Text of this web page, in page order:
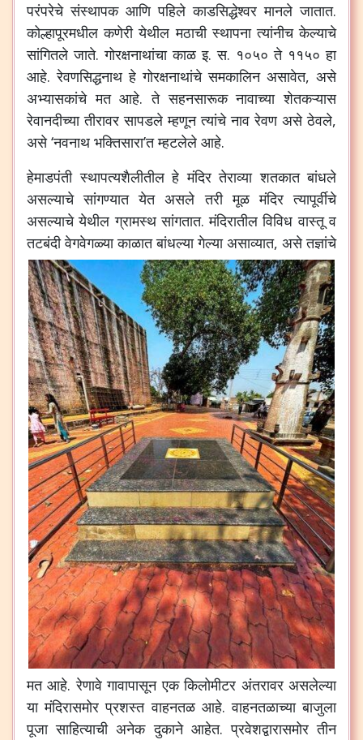
परंपरेचे संस्थापक आणि पहिले काडसिद्धेश्वर मानले जातात.
कोल्हापूरमधील कणेरी येथील मठाची स्थापना त्यांनीच केल्याचे
सांगितले जाते.गोरक्षनाथांचा काळ इ.स. १०५० ते ११५० हा
आहे.रेवणसिद्धनाथ हे गोरक्षनाथांचे समकालिन असावेत, असे
अभ्यासकांचे मत आहे.ते सहनसारूक नावाच्या शेतकऱ्यास
रेवानदीच्या तीरावर सापडले म्हणून त्यांचे नाव रेवण असे ठेवले,
असे‘नवनाथ भक्तिसारा’त म्हटलेले आहे.
हेमाडपंती स्थापत्यशैलीतील हे मंदिर तेराव्या शतकात बांधले
असल्याचे सांगण्यात येत असले तरी मूळ मंदिर त्यापूर्वीचे
असल्याचे येथील ग्रामस्थ सांगतात.मंदिरातील विविध वास्तू व
तटबंदी वेगवेगळ्या काळात बांधल्या गेल्या असाव्यात, असे तज्ञांचे
मत आहे.रेणावे गावापासून एक किलोमीटर अंतरावर असलेल्या
या मंदिरासमोर प्रशस्त वाहनतळ आहे.वाहनतळाच्या बाजुला
पूजा साहित्याची अनेक दुकाने आहेत.प्रवेशद्वारासमोर तीन